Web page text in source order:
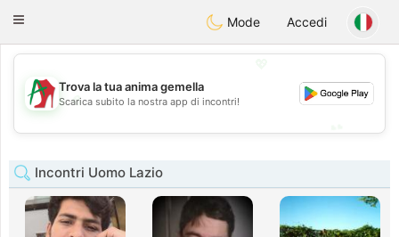
Amami Ora
Toggle
Mode Accedi
💖
💕
Trova la tua anima gemella
Scarica subito la nostra app di incontri!
Incontri Uomo Lazio